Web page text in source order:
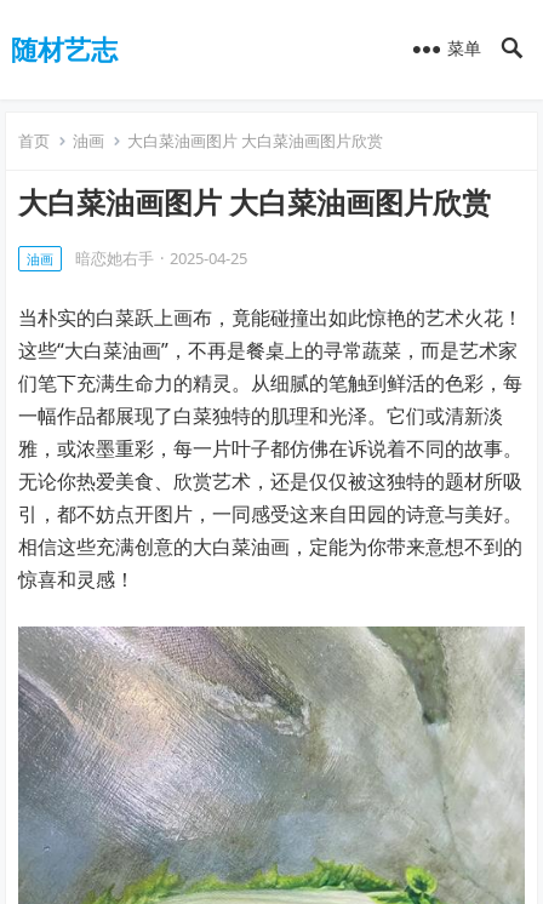
随材艺志 菜单
首页 油画 大白菜油画图片 大白菜油画图片欣赏
大白菜油画图片 大白菜油画图片欣赏
油画 暗恋她右手 · 2025-04-25
当朴实的白菜跃上画布，竟能碰撞出如此惊艳的艺术火花！
这些“大白菜油画”，不再是餐桌上的寻常蔬菜，而是艺术家
们笔下充满生命力的精灵。从细腻的笔触到鲜活的色彩，每
一幅作品都展现了白菜独特的肌理和光泽。它们或清新淡
雅，或浓墨重彩，每一片叶子都仿佛在诉说着不同的故事。
无论你热爱美食、欣赏艺术，还是仅仅被这独特的题材所吸
引，都不妨点开图片，一同感受这来自田园的诗意与美好。
相信这些充满创意的大白菜油画，定能为你带来意想不到的
惊喜和灵感！